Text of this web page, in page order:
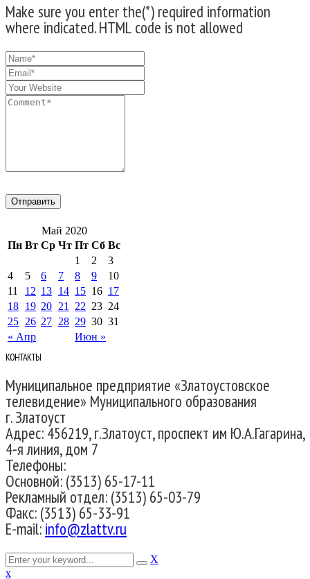
Make sure you enter the(*) required information
where indicated. HTML code is not allowed
Май 2020
Пн Вт Ср Чт Пт Сб Вс
« Апр Июн »
1 2
3
4
5 6 7 8 9
10
11
12 13 14 15 16 17
18 19 20 21 22 23 24
25 26 27 28 29 30 31
КОНТАКТЫ
Муниципальное предприятие «Златоустовское
телевидение» Муниципального образования
г. Златоуст
Адрес: 456219, г.Златоуст, проспект им Ю.А.Гагарина,
4-я линия, дом 7
Телефоны:
Основной: (3513) 65-17-11
Рекламный отдел: (3513) 65-03-79
Факс: (3513) 65-33-91
E-mail:info@zlattv.ru
X
x